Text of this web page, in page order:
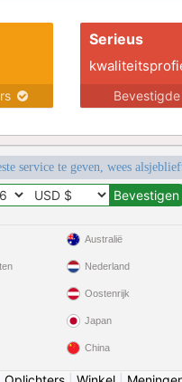
Serieus
service te geven, wees
Australië
Nederland
Oostenrijk
Japan
China